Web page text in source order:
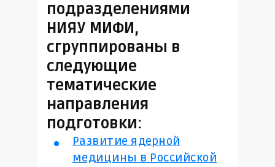
подразделениями
НИЯУ МИФИ,
сгруппированы в
следующие
тематические
направления
подготовки:
Развитие ядерной
медицины в Российской